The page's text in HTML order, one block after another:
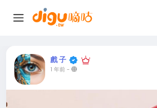
戲 子
1 年前-